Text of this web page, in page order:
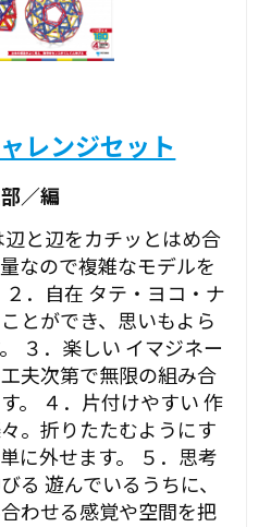
レンジセット
／編
と辺をカチッとはめ合
なので複雑なモデルを
．自在 タテ・ヨコ・ナ
とができ、思いもよら
３．楽しい イマジネー
夫次第で無限の組み合
。 ４．片付けやすい 作
。折りたたむようにす
に外せます。 ５．思考
る 遊んでいるうちに、
わせる感覚や空間を把